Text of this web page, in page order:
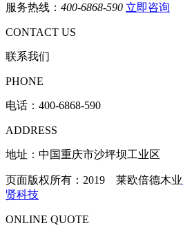
服务热线： 400-6868-590 立即咨询
CONTACT US
联系我们
PHONE
电话： 400-6868-590
ADDRESS
地址：中国重庆市沙坪坝工业区
页面版权所有：2019 莱欧倍德木业
贤科技
ONLINE QUOTE